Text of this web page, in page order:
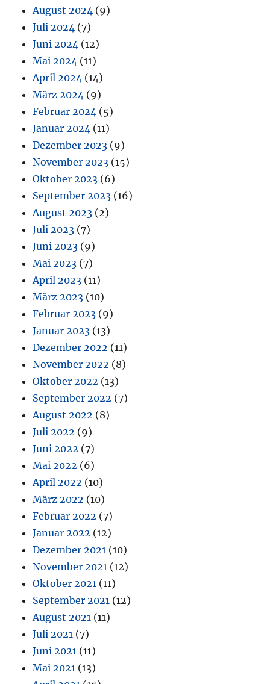
August 2024 (9)
Juli 2024 (7)
Juni 2024 (12)
Mai 2024 (11)
April 2024 (14)
März 2024 (9)
Februar 2024 (5)
Januar 2024 (11)
Dezember 2023 (9)
November 2023 (15)
Oktober 2023 (6)
September 2023 (16)
August 2023 (2)
Juli 2023 (7)
Juni 2023 (9)
Mai 2023 (7)
April 2023 (11)
März 2023 (10)
Februar 2023 (9)
Januar 2023 (13)
Dezember 2022 (11)
November 2022 (8)
Oktober 2022 (13)
September 2022 (7)
August 2022 (8)
Juli 2022 (9)
Juni 2022 (7)
Mai 2022 (6)
April 2022 (10)
März 2022 (10)
Februar 2022 (7)
Januar 2022 (12)
Dezember 2021 (10)
November 2021 (12)
Oktober 2021 (11)
September 2021 (12)
August 2021 (11)
Juli 2021 (7)
Juni 2021 (11)
Mai 2021 (13)